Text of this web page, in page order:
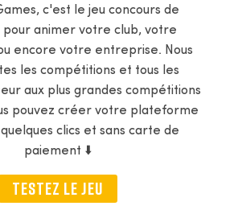
c'est le jeu concours de
pour animer votre club, votre
encore votre entreprise. Nous
les compétitions et tous les
aux plus grandes compétitions
pouvez créer votre plateforme
clics et sans carte de
paiement ⬇️
TESTEZ LE JEU